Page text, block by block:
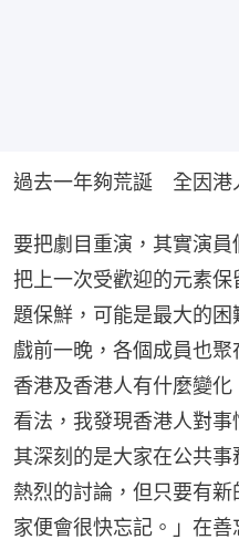
過去一年夠荒誕　全因港
要把劇目重演，其實演
把上一次受歡迎的元素
題保鮮，可能是最大的
戲前一晚，各個成員也
香港及香港人有什麼變
看法，我發現香港人對
其深刻的是大家在公共
熱烈的討論，但只要有
家便會很快忘記。」在